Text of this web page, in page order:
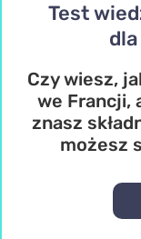
Test
Czy wiesz,
we Francji,
znasz
możesz